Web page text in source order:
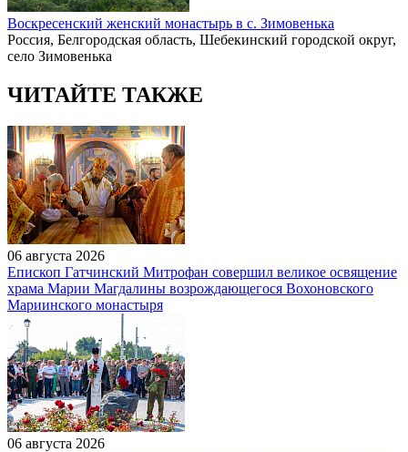
Воскресенский женский монастырь в с. Зимовенька
Россия, Белгородская область, Шебекинский городской округ,
село Зимовенька
ЧИТАЙТЕ ТАКЖЕ
06 августа 2026
Епископ Гатчинский Митрофан совершил великое освящение
храма Марии Магдалины возрождающегося Вохоновского
Мариинского монастыря
06 августа 2026